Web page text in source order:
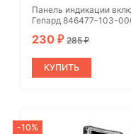
Панель индикации
Гепард 846477-103-
230 ₽ 285₽
КУПИТЬ
-10%